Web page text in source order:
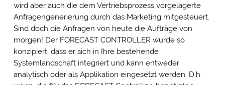
wird aber auch die dem Vertriebsprozess vorgelagerte
Anfragengenerierung durch das Marketing mitgesteuert.
Sind doch die Anfragen von heute die Aufträge von
morgen! Der FORECAST CONTROLLER wurde so
konzipiert, dass er sich in Ihre bestehende
Systemlandschaft integriert und kann entweder
analytisch oder als Applikation eingesetzt werden. D.h.